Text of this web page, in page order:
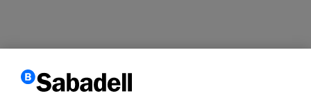
servicios y personalizar y analizar su navegación, así como para
ofrecer publicidad. Si continúa navegando, acepta su instalación y